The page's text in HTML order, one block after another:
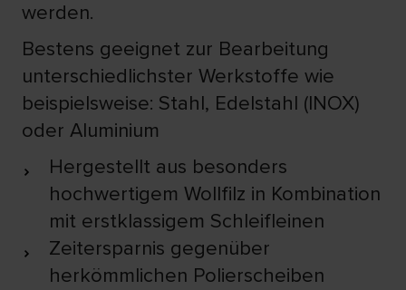
werden.
Bestens geeignet zur Bearbeitung
unterschiedlichster Werkstoffe wie
beispielsweise: Stahl, Edelstahl (INOX)
oder Aluminium
Hergestellt aus besonders
hochwertigem Wollfilz in Kombination
mit erstklassigem Schleifleinen
Zeitersparnis gegenüber
herkömmlichen Polierscheiben